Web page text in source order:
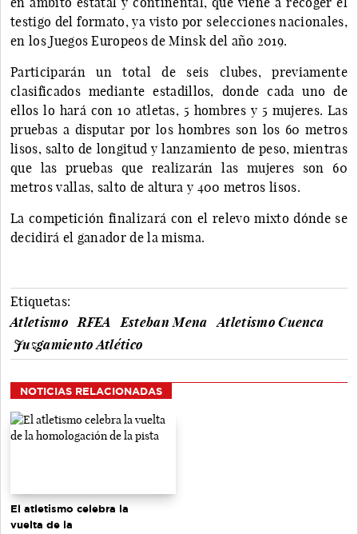
testigo del formato, ya visto por selecciones nacionales,
en los Juegos Europeos de Minsk del año 2019.
Participarán un total de seis clubes, previamente
clasificados mediante estadillos, donde cada uno de
ellos lo hará con 10 atletas, 5 hombres y 5 mujeres. Las
pruebas a disputar por los hombres son los 60 metros
lisos, salto de longitud y lanzamiento de peso, mientras
que las pruebas que realizarán las mujeres son 60
metros vallas, salto de altura y 400 metros lisos.
La competición finalizará con el relevo mixto dónde se
decidirá el ganador de la misma.
Etiquetas:
Atletismo
RFEA Esteban Mena
Atletismo Cuenca
Juzgamiento Atlético
NOTICIAS RELACIONADAS
El atletismo celebra la
vuelta de la